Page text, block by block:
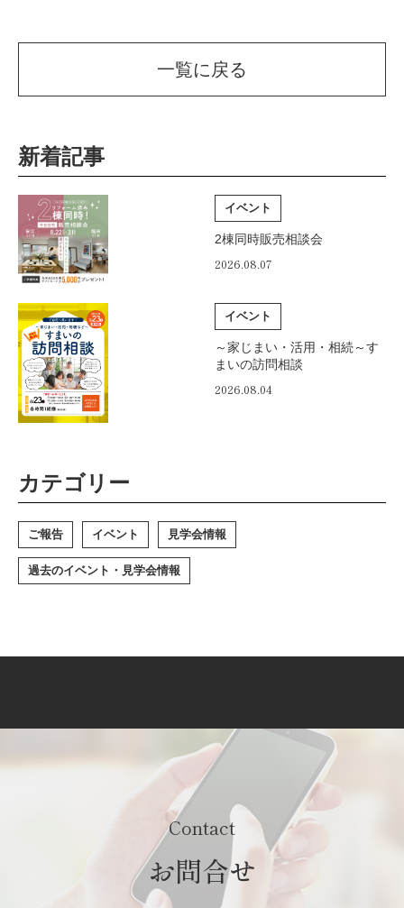
一覧に戻る
新着記事
イベント
2棟同時販売相談会
2026.08.07
イベント
～家じまい・活用・相続～す
まいの訪問相談
2026.08.04
カテゴリー
ご報告 イベント 見学会情報
過去のイベント・見学会情報
Contact
お問合せ